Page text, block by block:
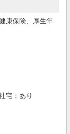
康保険、厚生年
宅：あり